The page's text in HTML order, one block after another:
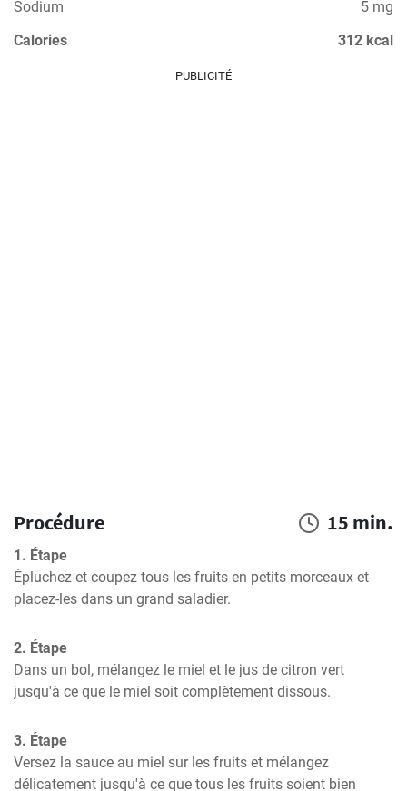
Sodium
5 mg
Calories
312 kcal
PUBLICITÉ
Procédure 15 min.
1. Étape
Épluchez et coupez tous les fruits en petits morceaux et
placez-les dans un grand saladier.
2. Étape
Dans un bol, mélangez le miel et le jus de citron vert
jusqu'à ce que le miel soit complètement dissous.
3. Étape
Versez la sauce au miel sur les fruits et mélangez
délicatement jusqu'à ce que tous les fruits soient bien